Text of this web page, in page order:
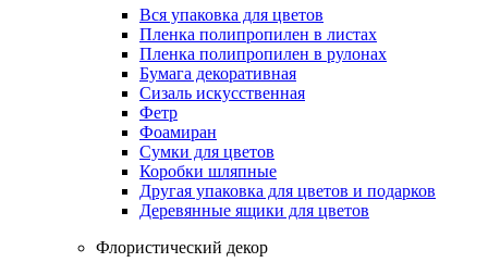
Вся упаковка для цветов
Пленка полипропилен в листах
Пленка полипропилен в рулонах
Бумага декоративная
Сизаль искусственная
Фетр
Фоамиран
Сумки для цветов
Коробки шляпные
Другая упаковка для цветов и подарков
Деревянные ящики для цветов
Флористический декор